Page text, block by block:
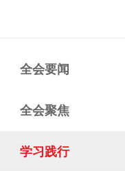
全会要闻
全会聚焦
学习践行